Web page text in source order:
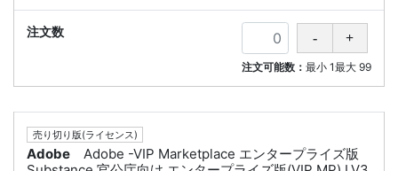
注文可能数： 最小 1最大 99
売り切り版(ライセンス)
Adobe
Adobe -VIP Marketplace エンタープライズ版